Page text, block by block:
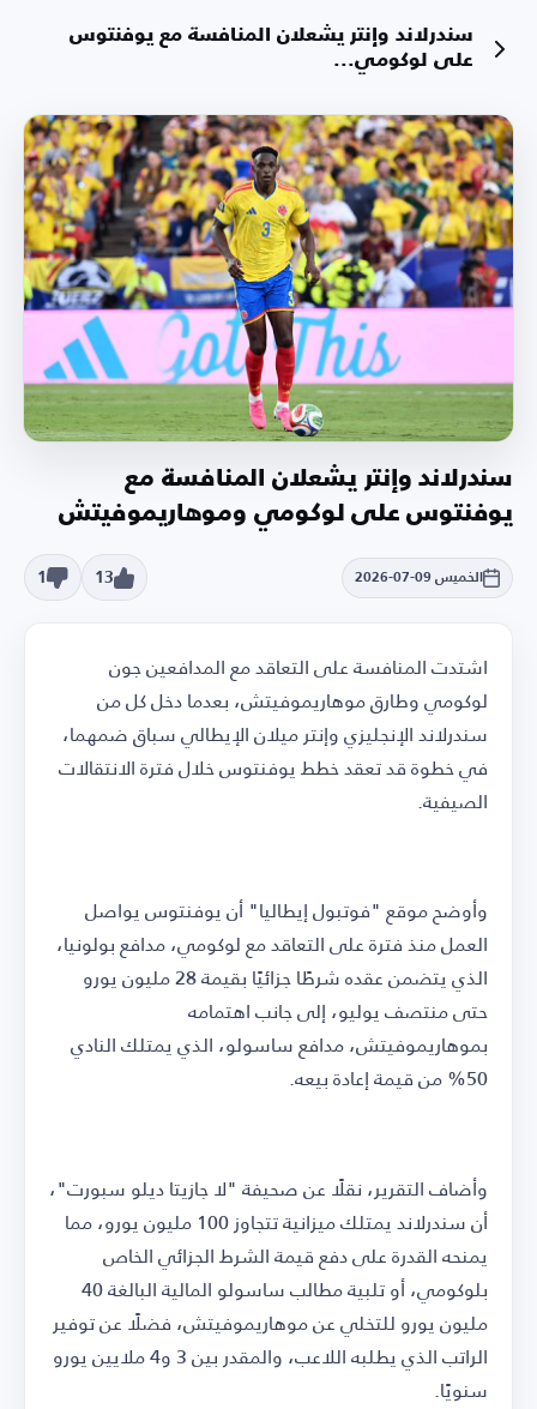
سندرلاند وإنتر يشعلان المنافسة مع يوفنتوس
على لوكومي...
سندرلاند وإنتر يشعلان المنافسة مع
يوفنتوس على لوكومي وموهاريموفيتش
الخميس 09-07-2026 13
1
اشتدت المنافسة على التعاقد مع المدافعين جون
لوكومي وطارق موهاريموفيتش، بعدما دخل كل من
سندرلاند الإنجليزي وإنتر ميلان الإيطالي سباق ضمهما،
في خطوة قد تعقد خطط يوفنتوس خلال فترة الانتقالات
الصيفية.
وأوضح موقع "فوتبول إيطاليا" أن يوفنتوس يواصل
العمل منذ فترة على التعاقد مع لوكومي، مدافع بولونيا،
الذي يتضمن عقده شرطًا جزائيًا بقيمة 28 مليون يورو
حتى منتصف يوليو، إلى جانب اهتمامه
بموهاريموفيتش، مدافع ساسولو، الذي يمتلك النادي
50% من قيمة إعادة بيعه.
وأضاف التقرير، نقلًا عن صحيفة "لا جازيتا ديلو سبورت"،
أن سندرلاند يمتلك ميزانية تتجاوز 100 مليون يورو، مما
يمنحه القدرة على دفع قيمة الشرط الجزائي الخاص
بلوكومي، أو تلبية مطالب ساسولو المالية البالغة 40
مليون يورو للتخلي عن موهاريموفيتش، فضلًا عن توفير
الراتب الذي يطلبه اللاعب، والمقدر بين 3 و4 ملايين يورو
سنويًا.